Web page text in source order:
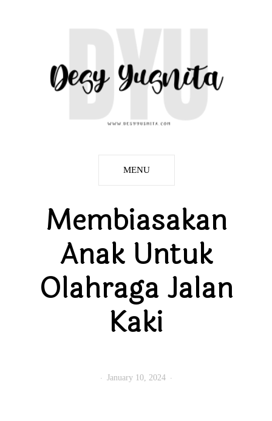
MENU
Membiasakan
Anak Untuk
Olahraga Jalan
Kaki
January 10, 2024